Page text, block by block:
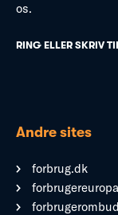
os.
RING ELLER SKRIV
Andre sites
forbrug.dk